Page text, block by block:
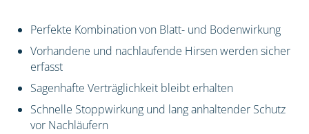
Perfekte Kombination von Blatt- und Bodenwirkung
Vorhandene und nachlaufende Hirsen werden sicher
erfasst
Sagenhafte Verträglichkeit bleibt erhalten
Schnelle Stoppwirkung und lang anhaltender Schutz
vor Nachläufern